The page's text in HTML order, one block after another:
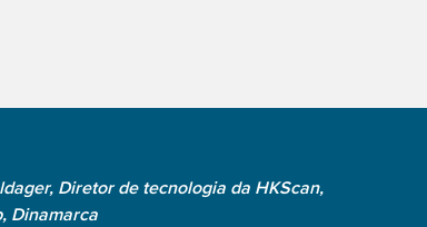
Diretor de tecnologia da HKScan,
Dinamarca